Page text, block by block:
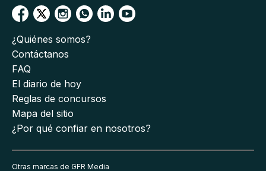
¿Quiénes somos?
Contáctanos
FAQ
El diario de hoy
Reglas de concursos
Mapa del sitio
¿Por qué confiar en nosotros?
Otras marcas de GFR Media